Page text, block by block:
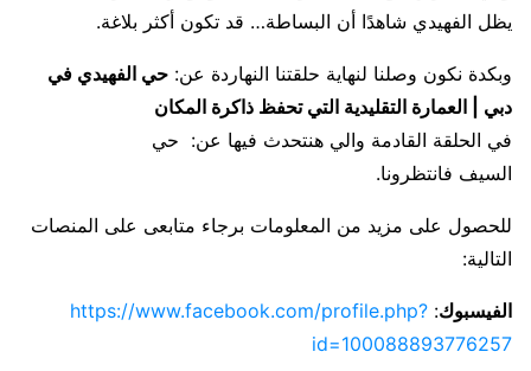
يظل الفهيدي شاهدًا أن البساطة… قد تكون أكثر بلاغة.
وبكدة نكون وصلنا لنهاية حلقتنا النهاردة عن: حي الفهيدي في
دبي | العمارة التقليدية التي تحفظ ذاكرة المكان
في الحلقة القادمة والي هنتحدث فيها عن: حي
السيف فانتظرونا.
للحصول على مزيد من المعلومات برجاء متابعى على المنصات
التالية:
الفيسبوك:
https://www.facebook.com/profile.php?
id=100088893776257